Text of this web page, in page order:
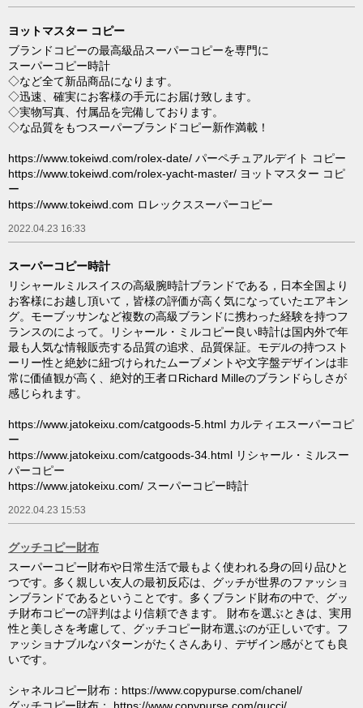
ヨットマスター コピー
ブランドコピーの最高級品スーパーコピーを専門に
スーパーコピー時計
◇など全て新品商品になります。
◇迅速、確実にお客様の手元にお届け致します。
◇実物写真、付属品を完備しております。
◇な品質をもつスーパーブランドコピー新作満載！
https://www.tokeiwd.com/rolex-date/ パーペチュアルデイト コピー
https://www.tokeiwd.com/rolex-yacht-master/ ヨットマスター コピ
ー
https://www.tokeiwd.com ロレックススーパーコピー
2022.04.23 16:33
スーパーコピー時計
リシャールミルスイスの高級腕時計ブランドである，日本全国より
お客様にお越し頂いて，皆様の評価が高く気になっていたエアキン
グ。モーブッサンなど複数の高級ブランドに携わった経験を持つフ
ランスのによって。リシャール・ミルコピー良い時計は国内外で年
最も人気な情報販売する品質の追求、品質保証。モデルの持つスト
ーリー性と絶妙に紐づけられたムーブメントや文字盤デザインは非
常に価値観が高く、絶対的王者ロRichard Milleのブランドらしさが
感じられます。
https://www.jatokeixu.com/catgoods-5.html カルティエスーパーコピ
ー
https://www.jatokeixu.com/catgoods-34.html リシャール・ミルスー
パーコピー
https://www.jatokeixu.com/ スーパーコピー時計
2022.04.23 15:53
グッチコピー財布
スーパーコピー財布や日常生活で最もよく使われる身の回り品ひと
つです。多く親しい友人の最初反応は、グッチが世界のファッショ
ンブランドであるということです。多くブランド財布の中で、グッ
チ財布コピーの評判はより信頼できます。 財布を選ぶときは、実用
性と美しさを考慮して、グッチコピー財布選ぶのが正しいです。フ
ァッショナブルなパターンがたくさんあり、デザイン感がとても良
いです。
シャネルコピー財布：https://www.copypurse.com/chanel/